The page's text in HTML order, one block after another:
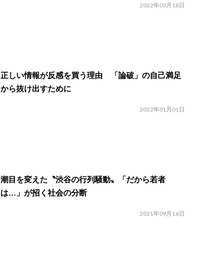
2022年03月18日
正しい情報が反感を買う理由 「論破」の自己満足
から抜け出すために
2022年01月01日
潮目を変えた〝渋谷の行列騒動〟「だから若者
は…」が招く社会の分断
2021年09月16日